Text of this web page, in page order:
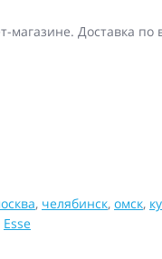
магазине. Доставка по
, челябинск, омск,
Esse